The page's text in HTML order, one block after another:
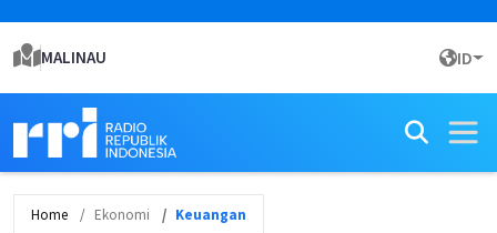
MALINAU ID
Home Ekonomi Keuangan